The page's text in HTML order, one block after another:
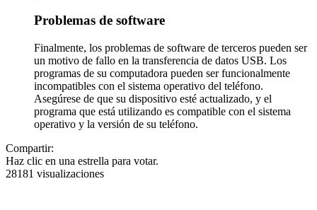
Problemas de software
Finalmente, los problemas de software de terceros pueden ser
un motivo de fallo en la transferencia de datos USB. Los
programas de su computadora pueden ser funcionalmente
incompatibles con el sistema operativo del teléfono.
Asegúrese de que su dispositivo esté actualizado, y el
programa que está utilizando es compatible con el sistema
operativo y la versión de su teléfono.
Compartir:
Haz clic en una estrella para votar.
28181 visualizaciones